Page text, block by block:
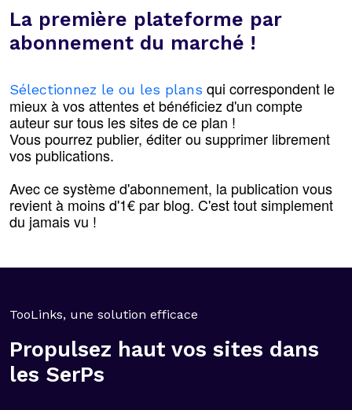
La première plateforme par
abonnement du marché !
Sélectionnez le ou les plans qui correspondent le
mieux à vos attentes et bénéficiez d'un compte
auteur sur tous les sites de ce plan !
Vous pourrez publier, éditer ou supprimer librement
vos publications.
Avec ce système d'abonnement, la publication vous
revient à moins d'1€ par blog. C'est tout simplement
du jamais vu !
TooLinks, une solution efficace
Propulsez haut vos sites dans
les SerPs